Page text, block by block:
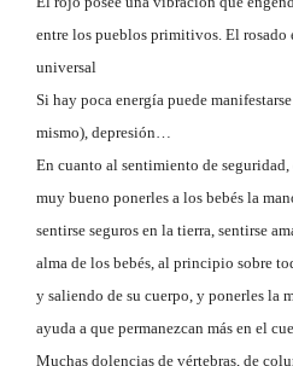
entre los pueblos primitivos. El rosado
universal
Si hay poca energía puede
mismo), depresión…
En cuanto al sentimiento de
muy bueno ponerles a los bebés la
sentirse seguros en la tierra, sentirse
alma de los bebés, al principio sobre
y saliendo de su cuerpo, y ponerles la
ayuda a que permanezcan más en el
Muchas dolencias de vértebras, de